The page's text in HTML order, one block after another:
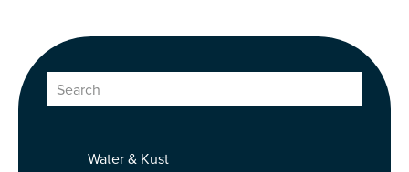
Water & Kust